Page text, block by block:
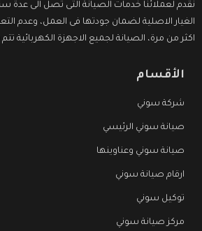
نقدم لعملائنا خدمات الصيانة التى تصل الى عدة
الغيار الاصلية لضمان جودتها فى العمل، وعدم
اكثر من مرة، الصيانة لجميع الاجهزة الكهربائية
الأقسام
شركة سوني
صيانة سوني الرئيسي
صيانة سوني وعناوينها
ارقام صيانة سوني
توكيل سوني
مركز صيانة سوني